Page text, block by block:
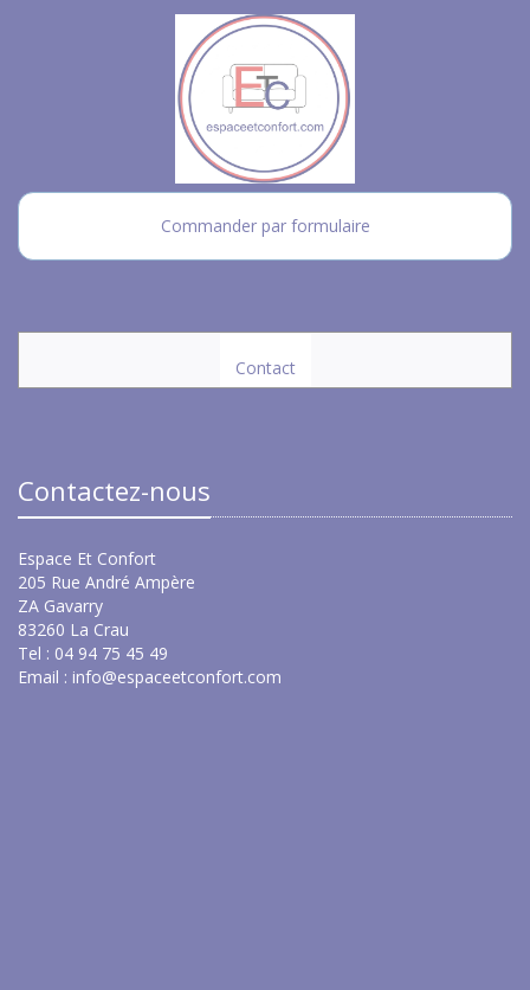
Commander par formulaire
Contact
Contactez-nous
Espace Et Confort
205 Rue André Ampère
ZA Gavarry
83260 La Crau
Tel : 04 94 75 45 49
Email : info@espaceetconfort.com